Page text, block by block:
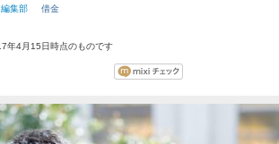
編集部
借金
年4月15日時点のものです